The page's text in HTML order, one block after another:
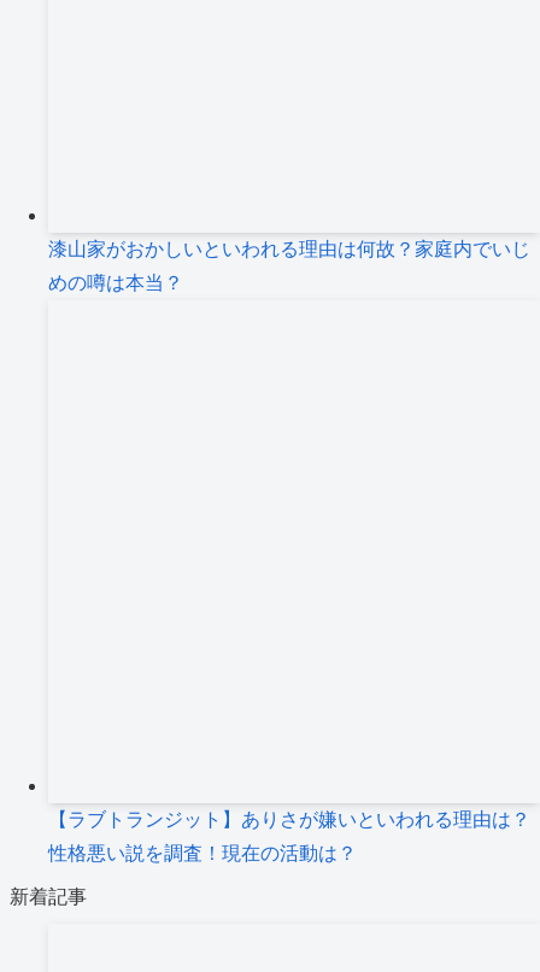
漆山家がおかしいといわれる理由は何故？家庭内でいじ
めの噂は本当？
【ラブトランジット】ありさが嫌いといわれる理由は？
性格悪い説を調査！現在の活動は？
新着記事